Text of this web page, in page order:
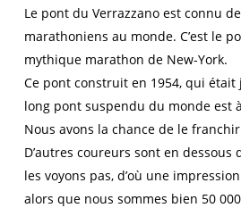
Le pont du Verrazzano est connu
marathoniens au monde. C’est le
mythique marathon de New-York.
Ce pont construit en 1954, qui était
long pont suspendu du monde est
Nous avons la chance de le
D’autres coureurs sont en dessous
les voyons pas, d’où une
alors que nous sommes bien 50